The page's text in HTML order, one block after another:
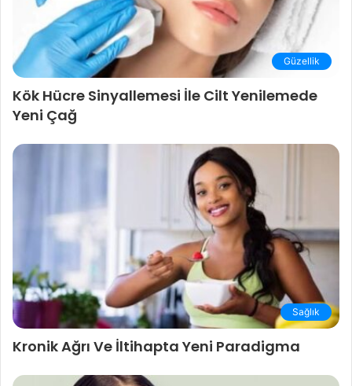
Güzellik
Kök Hücre Sinyallemesi İle Cilt Yenilemede
Yeni Çağ
Sağlık
Kronik Ağrı Ve İltihapta Yeni Paradigma